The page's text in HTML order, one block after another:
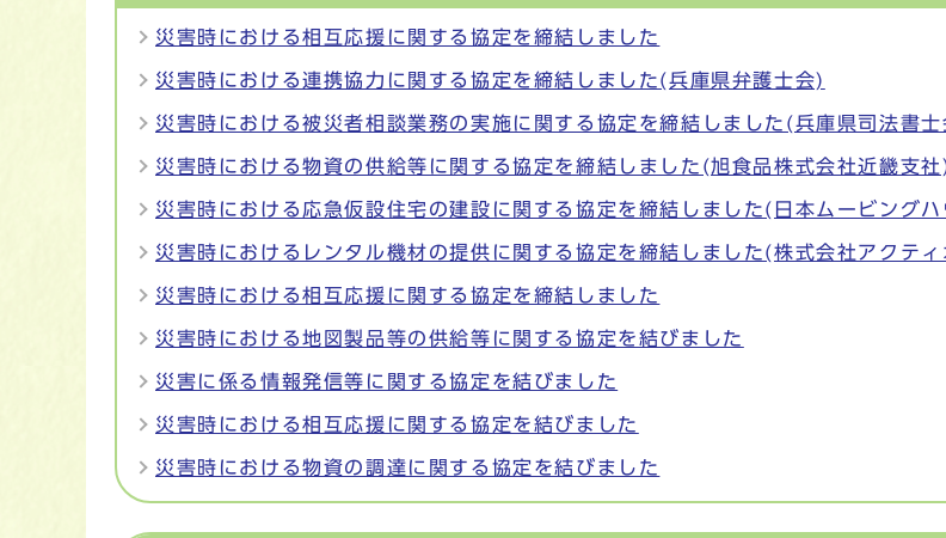
災害時における相互応援に関する協定を締結しました
災害時における連携協力に関する協定を締結しました(兵庫県弁護士会)
災害時における被災者相談業務の実施に関する協定を締結しました(兵庫県司法書士
災害時における物資の供給等に関する協定を締結しました(旭食品株式会社近畿支社
災害時における応急仮設住宅の建設に関する協定を締結しました(日本ムービング
災害時におけるレンタル機材の提供に関する協定を締結しました(株式会社アクティ
災害時における相互応援に関する協定を締結しました
災害時における地図製品等の供給等に関する協定を結びました
災害に係る情報発信等に関する協定を結びました
災害時における相互応援に関する協定を結びました
災害時における物資の調達に関する協定を結びました